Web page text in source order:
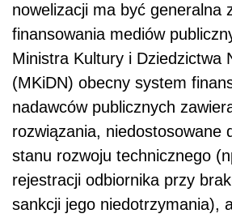
nowelizacji ma być generalna
finansowania mediów
Ministra Kultury i Dziedzictwa
(MKiDN) obecny system
nadawców publicznych
rozwiązania, niedostosowane
stanu rozwoju technicznego
rejestracji odbiornika przy
sankcji jego niedotrzymania),